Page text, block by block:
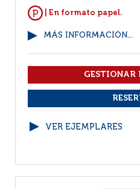
| En formato papel.
MÁS INFORMACIÓN...
VER EJEMPLARES